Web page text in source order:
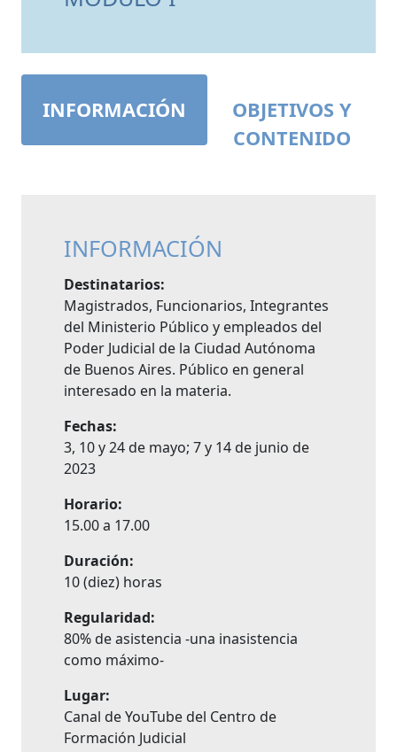
INFORMACIÓN
OBJETIVOS Y
CONTENIDO
INFORMACIÓN
Destinatarios:
Magistrados, Funcionarios, Integrantes
del Ministerio Público y empleados del
Poder Judicial de la Ciudad Autónoma
de Buenos Aires. Público en general
interesado en la materia.
Fechas:
3, 10 y 24 de mayo; 7 y 14 de junio de
2023
Horario:
15.00 a 17.00
Duración:
10 (diez) horas
Regularidad:
80% de asistencia -una inasistencia
como máximo-
Lugar:
Canal de YouTube del Centro de
Formación Judicial